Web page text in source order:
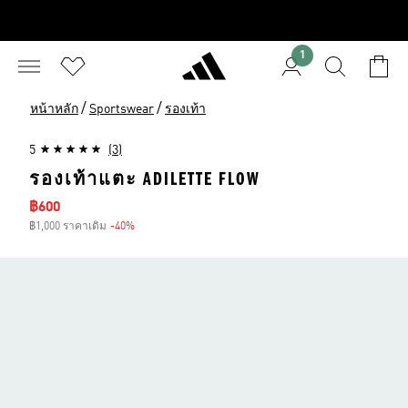
1
หน้าหลัก / Sportswear / รองเท้า
5 (3)
รองเท้าแตะ ADILETTE FLOW
ราคาลด
฿600
฿1,000 ราคาเดิม -40%